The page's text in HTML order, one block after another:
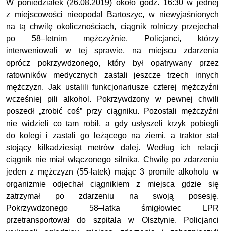
W poniedziałek (26.08.2019) około godz. 16:30 w jednej
z miejscowości nieopodal Bartoszyc, w niewyjaśnionych
na tą chwilę okolicznościach, ciągnik rolniczy przejechał
po 58–letnim mężczyźnie. Policjanci, którzy
interweniowali w tej sprawie, na miejscu zdarzenia
oprócz pokrzywdzonego, który był opatrywany przez
ratowników medycznych zastali jeszcze trzech innych
mężczyzn. Jak ustalili funkcjonariusze czterej mężczyźni
wcześniej pili alkohol. Pokrzywdzony w pewnej chwili
poszedł „zrobić coś” przy ciągniku. Pozostali mężczyźni
nie widzieli co tam robił, a gdy usłyszeli krzyk pobiegli
do kolegi i zastali go leżącego na ziemi, a traktor stał
stojący kilkadziesiąt metrów dalej. Według ich relacji
ciągnik nie miał włączonego silnika. Chwilę po zdarzeniu
jeden z mężczyzn (55-latek) mając 3 promile alkoholu w
organizmie odjechał ciągnikiem z miejsca gdzie się
zatrzymał po zdarzeniu na swoją posesję.
Pokrzywdzonego 58–latka śmigłowiec LPR
przetransportował do szpitala w Olsztynie. Policjanci